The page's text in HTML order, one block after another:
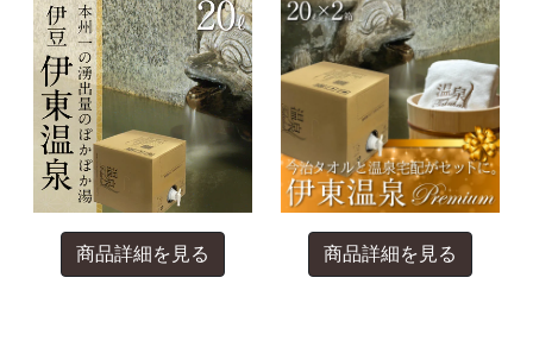
商品詳細を見る 商品詳細を見る